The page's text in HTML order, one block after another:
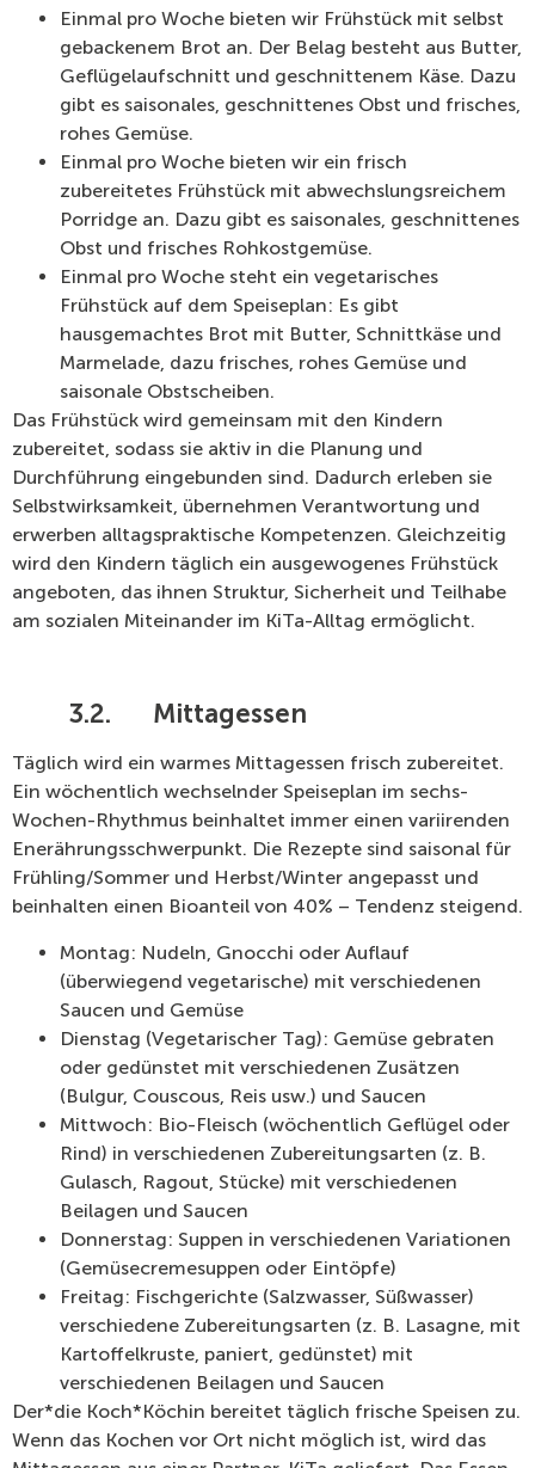
Einmal pro Woche bieten wir Frühstück mit selbst
gebackenem Brot an. Der Belag besteht aus Butter,
Geflügelaufschnitt und geschnittenem Käse. Dazu
gibt es saisonales, geschnittenes Obst und frisches,
rohes Gemüse.
Einmal pro Woche bieten wir ein frisch
zubereitetes Frühstück mit abwechslungsreichem
Porridge an. Dazu gibt es saisonales, geschnittenes
Obst und frisches Rohkostgemüse.
Einmal pro Woche steht ein vegetarisches
Frühstück auf dem Speiseplan: Es gibt
hausgemachtes Brot mit Butter, Schnittkäse und
Marmelade, dazu frisches, rohes Gemüse und
saisonale Obstscheiben.
Das Frühstück wird gemeinsam mit den Kindern
zubereitet, sodass sie aktiv in die Planung und
Durchführung eingebunden sind. Dadurch erleben sie
Selbstwirksamkeit, übernehmen Verantwortung und
erwerben alltagspraktische Kompetenzen. Gleichzeitig
wird den Kindern täglich ein ausgewogenes Frühstück
angeboten, das ihnen Struktur, Sicherheit und Teilhabe
am sozialen Miteinander im KiTa-Alltag ermöglicht.
3.2. Mittagessen
Täglich wird ein warmes Mittagessen frisch zubereitet.
Ein wöchentlich wechselnder Speiseplan im sechs-
Wochen-Rhythmus beinhaltet immer einen variirenden
Enerährungsschwerpunkt. Die Rezepte sind saisonal für
Frühling/Sommer und Herbst/Winter angepasst und
beinhalten einen Bioanteil von 40% – Tendenz steigend.
Montag: Nudeln, Gnocchi oder Auflauf
(überwiegend vegetarische) mit verschiedenen
Saucen und Gemüse
Dienstag (Vegetarischer Tag): Gemüse gebraten
oder gedünstet mit verschiedenen Zusätzen
(Bulgur, Couscous, Reis usw.) und Saucen
Mittwoch: Bio-Fleisch (wöchentlich Geflügel oder
Rind) in verschiedenen Zubereitungsarten (z. B.
Gulasch, Ragout, Stücke) mit verschiedenen
Beilagen und Saucen
Donnerstag: Suppen in verschiedenen Variationen
(Gemüsecremesuppen oder Eintöpfe)
Freitag: Fischgerichte (Salzwasser, Süßwasser)
verschiedene Zubereitungsarten (z. B. Lasagne, mit
Kartoffelkruste, paniert, gedünstet) mit
verschiedenen Beilagen und Saucen
Der*die Koch*Köchin bereitet täglich frische Speisen zu.
Wenn das Kochen vor Ort nicht möglich ist, wird das